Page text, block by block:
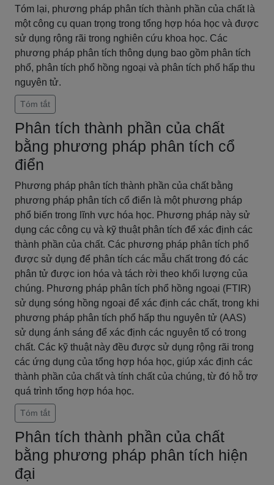
Tóm lại, phương pháp phân tích thành phần của chất là
một công cụ quan trọng trong tổng hợp hóa học và được
sử dụng rộng rãi trong nghiên cứu khoa học. Các
phương pháp phân tích thông dụng bao gồm phân tích
phổ, phân tích phổ hồng ngoại và phân tích phổ hấp thu
nguyên tử.
Tóm tắt
Phân tích thành phần của chất
bằng phương pháp phân tích cổ
điển
Phương pháp phân tích thành phần của chất bằng
phương pháp phân tích cổ điển là một phương pháp
phổ biến trong lĩnh vực hóa học. Phương pháp này sử
dụng các công cụ và kỹ thuật phân tích để xác định các
thành phần của chất. Các phương pháp phân tích phổ
được sử dụng để phân tích các mẫu chất trong đó các
phân tử được ion hóa và tách rời theo khối lượng của
chúng. Phương pháp phân tích phổ hồng ngoại (FTIR)
sử dụng sóng hồng ngoại để xác định các chất, trong khi
phương pháp phân tích phổ hấp thu nguyên tử (AAS)
sử dụng ánh sáng để xác định các nguyên tố có trong
chất. Các kỹ thuật này đều được sử dụng rộng rãi trong
các ứng dụng của tổng hợp hóa học, giúp xác định các
thành phần của chất và tính chất của chúng, từ đó hỗ trợ
quá trình tổng hợp hóa học.
Tóm tắt
Phân tích thành phần của chất
bằng phương pháp phân tích hiện
đại